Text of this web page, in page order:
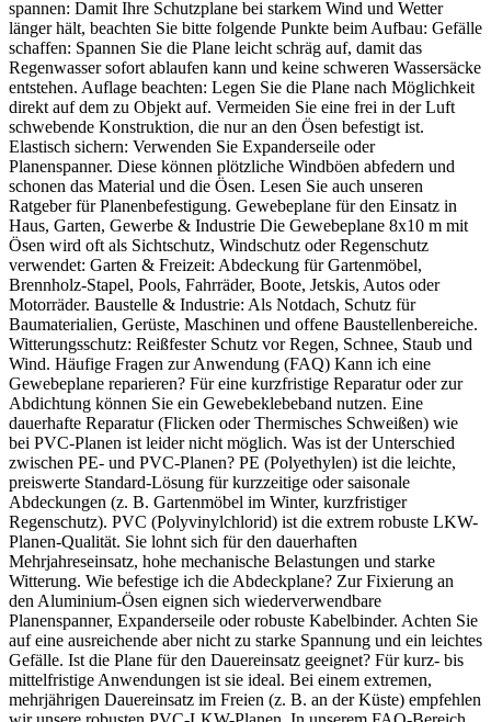
spannen: Damit Ihre Schutzplane bei starkem Wind und Wetter
länger hält, beachten Sie bitte folgende Punkte beim Aufbau: Gefälle
schaffen: Spannen Sie die Plane leicht schräg auf, damit das
Regenwasser sofort ablaufen kann und keine schweren Wassersäcke
entstehen. Auflage beachten: Legen Sie die Plane nach Möglichkeit
direkt auf dem zu Objekt auf. Vermeiden Sie eine frei in der Luft
schwebende Konstruktion, die nur an den Ösen befestigt ist.
Elastisch sichern: Verwenden Sie Expanderseile oder
Planenspanner. Diese können plötzliche Windböen abfedern und
schonen das Material und die Ösen. Lesen Sie auch unseren
Ratgeber für Planenbefestigung. Gewebeplane für den Einsatz in
Haus, Garten, Gewerbe & Industrie Die Gewebeplane 8x10 m mit
Ösen wird oft als Sichtschutz, Windschutz oder Regenschutz
verwendet: Garten & Freizeit: Abdeckung für Gartenmöbel,
Brennholz-Stapel, Pools, Fahrräder, Boote, Jetskis, Autos oder
Motorräder. Baustelle & Industrie: Als Notdach, Schutz für
Baumaterialien, Gerüste, Maschinen und offene Baustellenbereiche.
Witterungsschutz: Reißfester Schutz vor Regen, Schnee, Staub und
Wind. Häufige Fragen zur Anwendung (FAQ) Kann ich eine
Gewebeplane reparieren? Für eine kurzfristige Reparatur oder zur
Abdichtung können Sie ein Gewebeklebeband nutzen. Eine
dauerhafte Reparatur (Flicken oder Thermisches Schweißen) wie
bei PVC-Planen ist leider nicht möglich. Was ist der Unterschied
zwischen PE- und PVC-Planen? PE (Polyethylen) ist die leichte,
preiswerte Standard-Lösung für kurzzeitige oder saisonale
Abdeckungen (z. B. Gartenmöbel im Winter, kurzfristiger
Regenschutz). PVC (Polyvinylchlorid) ist die extrem robuste LKW-
Planen-Qualität. Sie lohnt sich für den dauerhaften
Mehrjahreseinsatz, hohe mechanische Belastungen und starke
Witterung. Wie befestige ich die Abdeckplane? Zur Fixierung an
den Aluminium-Ösen eignen sich wiederverwendbare
Planenspanner, Expanderseile oder robuste Kabelbinder. Achten Sie
auf eine ausreichende aber nicht zu starke Spannung und ein leichtes
Gefälle. Ist die Plane für den Dauereinsatz geeignet? Für kurz- bis
mittelfristige Anwendungen ist sie ideal. Bei einem extremen,
mehrjährigen Dauereinsatz im Freien (z. B. an der Küste) empfehlen